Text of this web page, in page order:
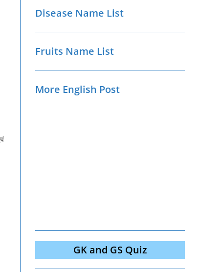
Disease Name List
Fruits Name List
More English Post
GK and GS Quiz